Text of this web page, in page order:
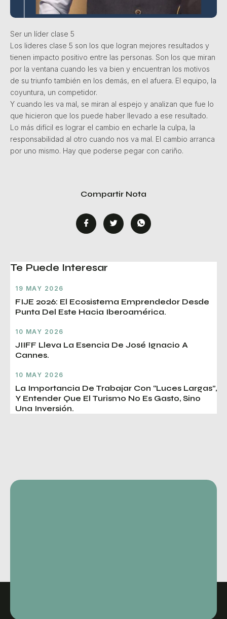
Ser un líder clase 5
Los lideres clase 5 son los que logran mejores resultados y
tienen impacto positivo entre las personas. Son los que miran
por la ventana cuando les va bien y encuentran los motivos
de su triunfo también en los demás, en el afuera. El equipo, la
coyuntura, un competidor.
Y cuando les va mal, se miran al espejo y analizan que fue lo
que hicieron que los puede haber llevado a ese resultado.
Lo más difícil es lograr el cambio en echarle la culpa, la
responsabilidad al otro cuando nos va mal. El cambio arranca
por uno mismo. Hay que poderse pegar con cariño.
Compartir Nota
Te Puede Interesar
19 MAY 2026
FIJE 2026: El Ecosistema Emprendedor Desde
Punta Del Este Hacia Iberoamérica.
10 MAY 2026
JIIFF Lleva La Esencia De José Ignacio A
Cannes.
10 MAY 2026
La Importancia De Trabajar Con “luces Largas”,
Y Entender Que El Turismo No Es Gasto, Sino
Una Inversión.